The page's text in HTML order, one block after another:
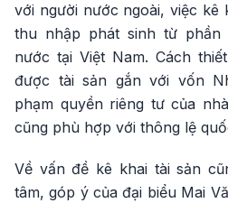
với người nước ngoài, việc kê
thu nhập phát sinh từ
nước tại Việt Nam. Cách
được tài sản gắn với vốn
phạm quyền riêng tư của
cũng phù hợp với thông lệ
Về vấn đề kê khai tài sản
tâm, góp ý của đại biểu Mai